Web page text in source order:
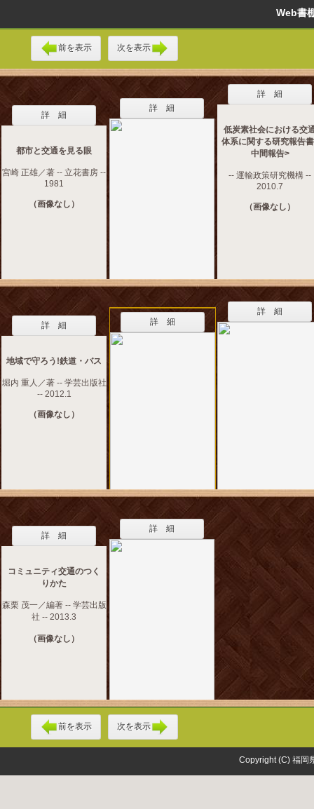
Web
前を表示 次を表示
詳 細
都市と交通を見る眼
宮崎 正雄／著 -- 立花書房 --
1981
（画像なし）
詳 細
詳 細
低炭素社会における交
体系に関する研究報告
中間報告>
-- 運輸政策研究機構 --
2010.7
（画像なし）
詳 細
地域で守ろう!鉄道・バス
堀内 重人／著 -- 学芸出版社
-- 2012.1
（画像なし）
詳 細
詳 細
詳 細
コミュニティ交通のつく
りかた
森栗 茂一／編著 -- 学芸出版
社 -- 2013.3
（画像なし）
詳 細
前を表示 次を表示
Copyright (C) 福岡